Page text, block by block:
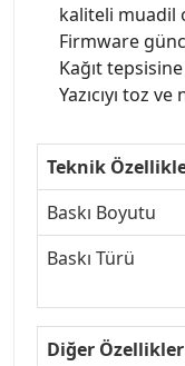
kaliteli muadil
Firmware
Kağıt
Yazıcıyı toz
Teknik
Baskı Boyutu
Baskı Türü
Diğer Özellikler